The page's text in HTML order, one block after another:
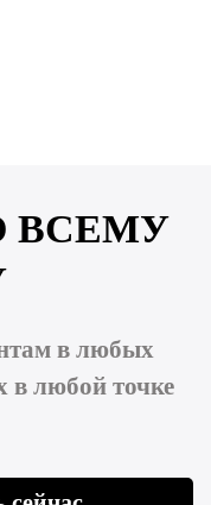
ВСЕМУ
в любых
в любой точке